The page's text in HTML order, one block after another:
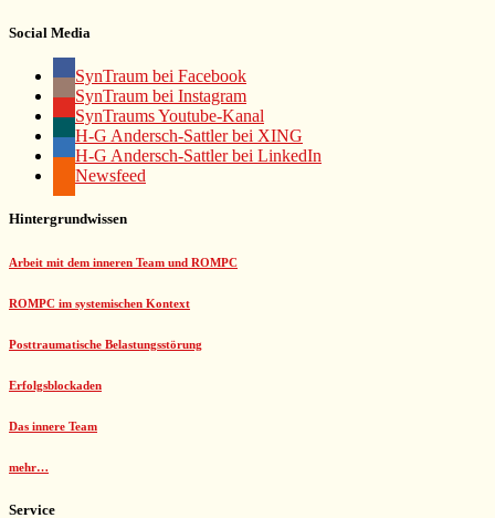
Social Media
SynTraum bei Facebook
SynTraum bei Instagram
SynTraums Youtube-Kanal
H-G Andersch-Sattler bei XING
H-G Andersch-Sattler bei LinkedIn
Newsfeed
Hintergrundwissen
Arbeit mit dem inneren Team und ROMPC
ROMPC im systemischen Kontext
Posttraumatische Belastungsstörung
Erfolgsblockaden
Das innere Team
mehr…
Service